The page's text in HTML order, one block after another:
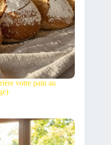
votre pain au